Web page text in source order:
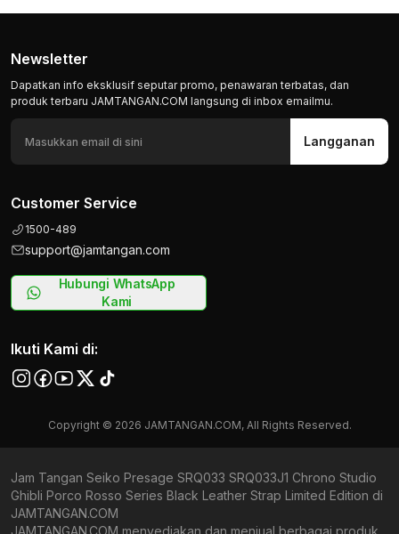
Newsletter
Dapatkan info eksklusif seputar promo, penawaran terbatas, dan
produk terbaru JAMTANGAN.COM langsung di inbox emailmu.
Langganan
Customer Service
1500-489
support@jamtangan.com
Hubungi WhatsApp
Kami
Ikuti Kami di:
Copyright © 2026 JAMTANGAN.COM, All Rights Reserved.
Jam Tangan Seiko Presage SRQ033 SRQ033J1 Chrono Studio
Ghibli Porco Rosso Series Black Leather Strap Limited Edition di
JAMTANGAN.COM
JAMTANGAN.COM menyediakan dan menjual berbagai produk